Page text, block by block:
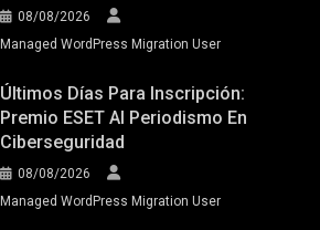
08/08/2026
Managed WordPress Migration User
Últimos Días Para Inscripción:
Premio ESET Al Periodismo En
Ciberseguridad
08/08/2026
Managed WordPress Migration User